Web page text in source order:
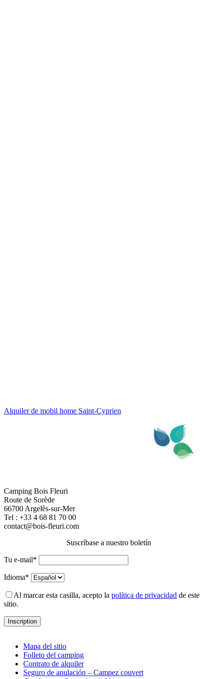
Alquiler de mobil home Saint-Cyprien
Camping Bois Fleuri
Route de Sorède
66700 Argelès-sur-Mer
Tel : +33 4 68 81 70 00
contact@bois-fleuri.com
Suscríbase a nuestro boletín
Tu e-mail*
Idioma*
Al marcar esta casilla, acepto la política de privacidad de este
sitio.
Mapa del sitio
Folleto del camping
Contrato de alquiler
Seguro de anulación – Campez couvert